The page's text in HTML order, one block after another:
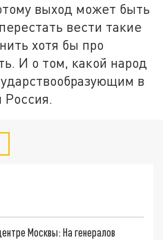
выход может быть
вести такие
хотя бы про
И о том, какой народ
в
Россия.
Москвы: На генералов